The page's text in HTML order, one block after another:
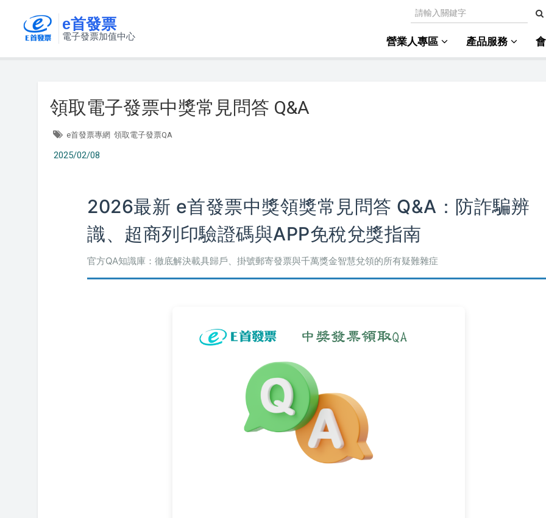
e首發票
電子發票加值中心 營業人專區 產品服務
領取電子發票中獎常見問答 Q&A
e首發票專網 領取電子發票QA
2025/02/08
2026最新 e首發票中獎領獎常見問答 Q&A：防詐騙辨
識、超商列印驗證碼與APP免稅兌獎指南
官方QA知識庫：徹底解決載具歸戶、掛號郵寄發票與千萬獎金智慧兌領的所有疑難雜症